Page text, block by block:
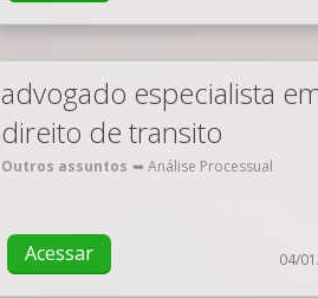
advogado especialista
direito de transito
Outros assuntos ➥ Análise Processual
Acessar 04/